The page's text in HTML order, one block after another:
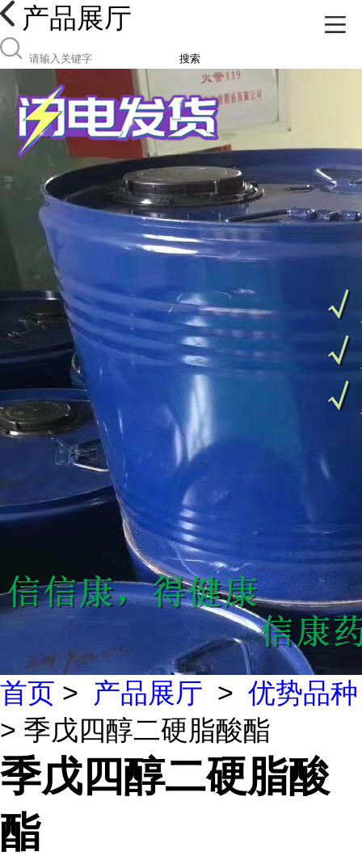
产品展厅
搜索
首页 > 产品展厅 > 优势品种
> 季戊四醇二硬脂酸酯
季戊四醇二硬脂酸
酯